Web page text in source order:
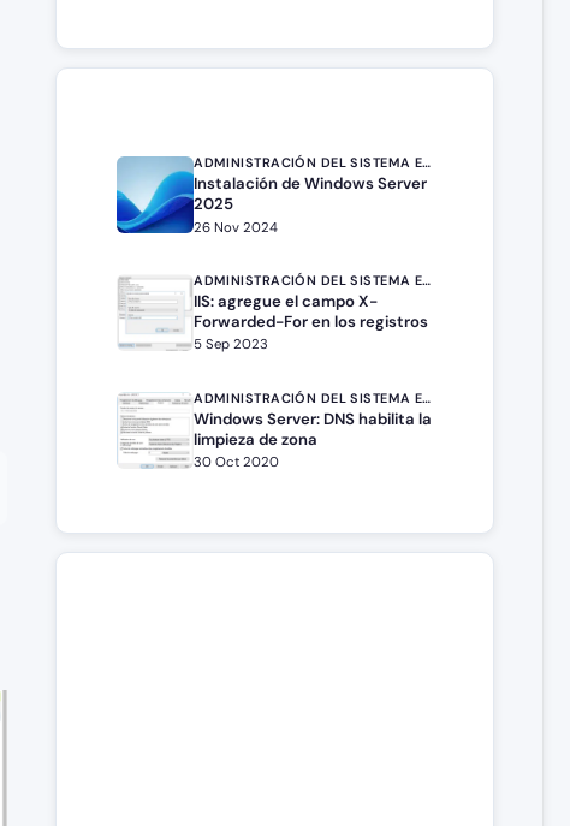
ADMINISTRACIÓN DEL SISTEMA EN WINDOWS SERVER
Instalación de Windows Server
2025
26 Nov 2024
ADMINISTRACIÓN DEL SISTEMA EN WINDOWS SERVER
IIS: agregue el campo X-
Forwarded-For en los registros
5 Sep 2023
ADMINISTRACIÓN DEL SISTEMA EN WINDOWS SERVER
Windows Server: DNS habilita la
limpieza de zona
30 Oct 2020